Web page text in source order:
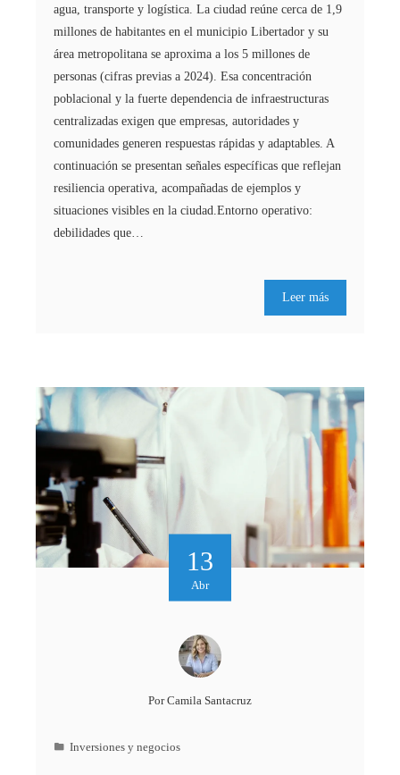
agua, transporte y logística. La ciudad reúne cerca de 1,9
millones de habitantes en el municipio Libertador y su
área metropolitana se aproxima a los 5 millones de
personas (cifras previas a 2024). Esa concentración
poblacional y la fuerte dependencia de infraestructuras
centralizadas exigen que empresas, autoridades y
comunidades generen respuestas rápidas y adaptables. A
continuación se presentan señales específicas que reflejan
resiliencia operativa, acompañadas de ejemplos y
situaciones visibles en la ciudad.Entorno operativo:
debilidades que…
Leer más
13
Abr
PorCamila Santacruz
Inversiones y negocios